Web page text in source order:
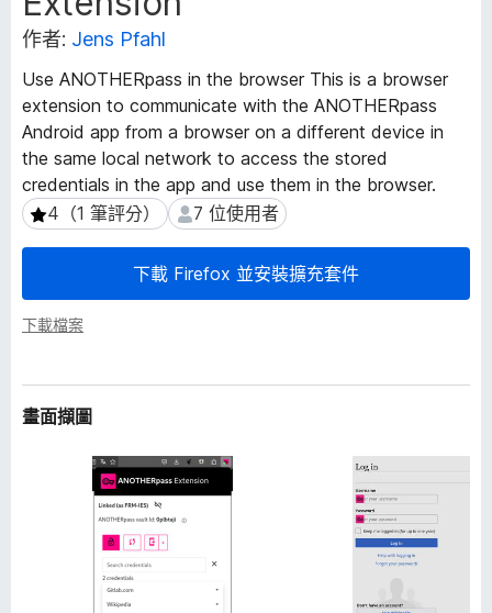
加
元
件
作者: Jens Pfahl
Use ANOTHERpass in the browser This is a browser
extension to communicate with the ANOTHERpass
Android app from a browser on a different device in
the same local network to access the stored
credentials in the app and use them in the browser.
4（1 筆評分）
4（1 筆評分） 7 位使用者
7 位使用者
下載 Firefox 並安裝擴充套件
下載檔案
設
資
料
畫面擷圖